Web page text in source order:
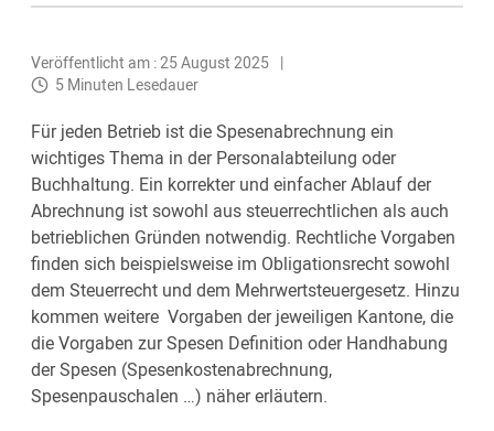
Veröffentlicht am : 25 August 2025
5 Minuten Lesedauer
Für jeden Betrieb ist die Spesenabrechnung ein
wichtiges Thema in der Personalabteilung oder
Buchhaltung. Ein korrekter und einfacher Ablauf der
Abrechnung ist sowohl aus steuerrechtlichen als auch
betrieblichen Gründen notwendig. Rechtliche Vorgaben
finden sich beispielsweise im Obligationsrecht sowohl
dem Steuerrecht und dem Mehrwertsteuergesetz. Hinzu
kommen weitere Vorgaben der jeweiligen Kantone, die
die Vorgaben zur Spesen Definition oder Handhabung
der Spesen (Spesenkostenabrechnung,
Spesenpauschalen …) näher erläutern.